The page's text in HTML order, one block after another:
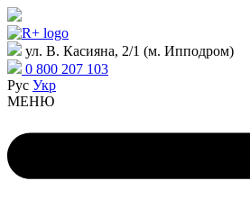
ул. В. Касияна, 2/1 (м. Ипподром)
0 800 207 103
Рус Укр
МЕНЮ